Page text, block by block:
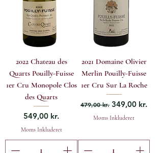
2022 Chateau des
Quarts Pouilly-Fuisse
1er Cru Monopole Clos
des Quarts
Pris
549,00 kr.
Moms Inkluderet
2021 Domaine Olivier
Merlin Pouilly-Fuisse
1er Cru Sur La Roche
Regulær pris
479,00 kr. Salgspris
349,00 kr.
Moms Inkluderet